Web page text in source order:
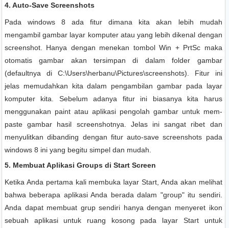
4. Auto-Save Screenshots
Pada windows 8 ada fitur dimana kita akan lebih mudah
mengambil gambar layar komputer atau yang lebih dikenal dengan
screenshot. Hanya dengan menekan tombol Win + PrtSc maka
otomatis gambar akan tersimpan di dalam folder gambar
(defaultnya di C:\Users\herbanu\Pictures\screenshots). Fitur ini
jelas memudahkan kita dalam pengambilan gambar pada layar
komputer kita. Sebelum adanya fitur ini biasanya kita harus
menggunakan paint atau aplikasi pengolah gambar untuk mem-
paste gambar hasil screenshotnya. Jelas ini sangat ribet dan
menyulitkan dibanding dengan fitur auto-save screenshots pada
windows 8 ini yang begitu simpel dan mudah.
5. Membuat Aplikasi Groups di Start Screen
Ketika Anda pertama kali membuka layar Start, Anda akan melihat
bahwa beberapa aplikasi Anda berada dalam "group" itu sendiri.
Anda dapat membuat grup sendiri hanya dengan menyeret ikon
sebuah aplikasi untuk ruang kosong pada layar Start untuk